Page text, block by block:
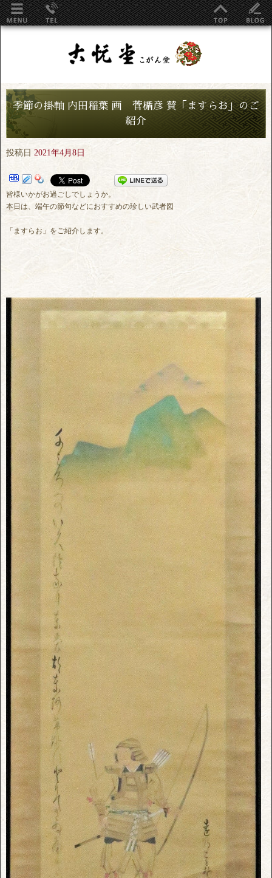
季節の掛軸 内田稲葉 画 菅楯彦 賛「ますらお」のご
紹介
投稿日 2021年4月8日
皆様いかがお過ごしでしょうか。
本日は、端午の節句などにおすすめの珍しい武者図
「ますらお」をご紹介します。